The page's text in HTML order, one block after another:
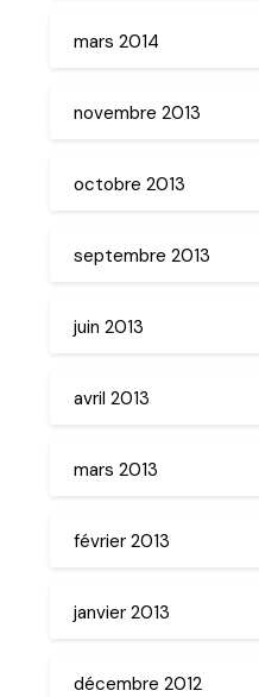
mars 2014
novembre 2013
octobre 2013
septembre 2013
juin 2013
avril 2013
mars 2013
février 2013
janvier 2013
décembre 2012